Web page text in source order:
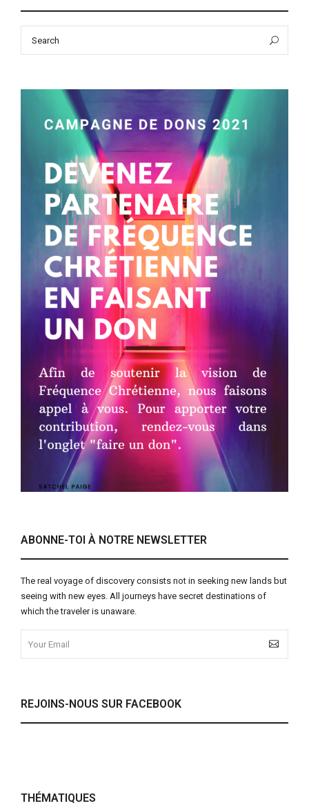
ABONNE-TOI À NOTRE NEWSLETTER
The real voyage of discovery consists not in seeking new lands but
seeing with new eyes. All journeys have secret destinations of
which the traveler is unaware.
REJOINS-NOUS SUR FACEBOOK
THÉMATIQUES